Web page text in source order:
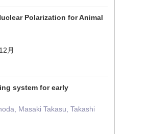
Polarization for Animal
月
system for early
Masaki Takasu, Takashi